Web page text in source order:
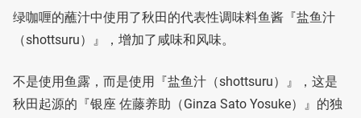
绿咖喱的蘸汁中使用了秋田的代表性调味料鱼酱『盐鱼汁
（shottsuru）』，增加了咸味和风味。
不是使用鱼露，而是使用『盐鱼汁（shottsuru）』，这是
秋田起源的『银座 佐藤养助（Ginza Sato Yosuke）』的独